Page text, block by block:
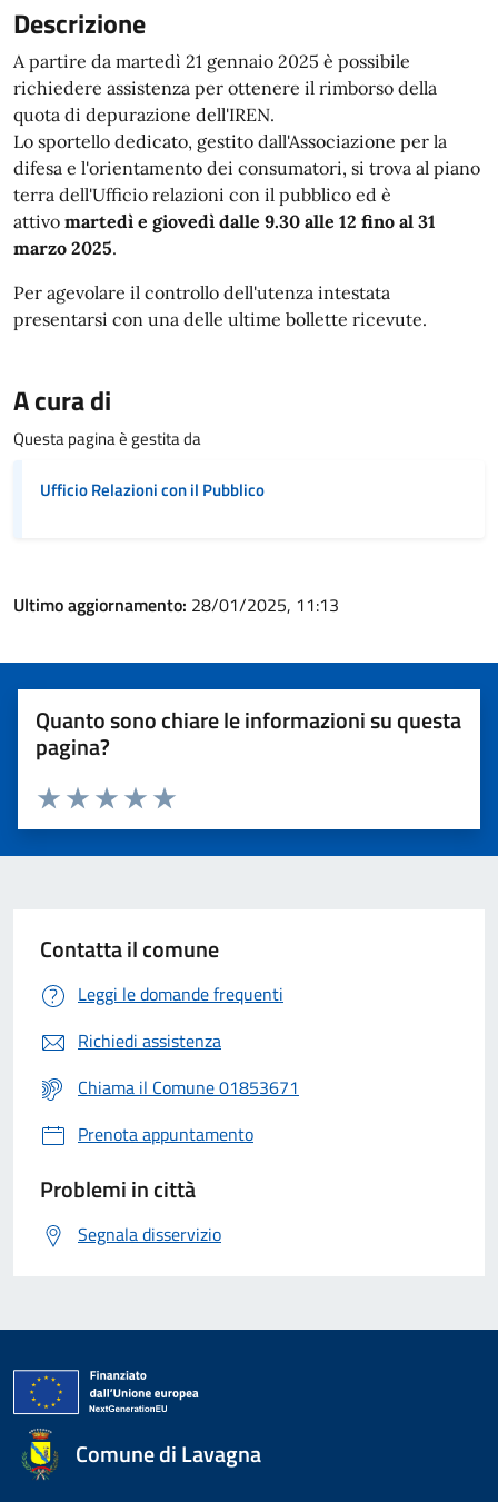
Articolo completo
Descrizione
A partire da martedì 21 gennaio 2025 è possibile
richiedere assistenza per ottenere il rimborso della
quota di depurazione dell'IREN.
Lo sportello dedicato, gestito dall'Associazione per la
difesa e l'orientamento dei consumatori, si trova al piano
terra dell'Ufficio relazioni con il pubblico ed è
attivo martedì e giovedì dalle 9.30 alle 12 fino al 31
marzo 2025.
Per agevolare il controllo dell'utenza intestata
presentarsi con una delle ultime bollette ricevute.
A cura di
Questa pagina è gestita da
Ufficio Relazioni con il Pubblico
Ultimo aggiornamento: 28/01/2025, 11:13
Quanto sono chiare le informazioni su questa
pagina?
Valuta 5 stelle su 5
Valuta 4 stelle su 5
Valuta 3 stelle su 5
Valuta 2 stelle su 5
Valuta 1 stelle su 5
Contatta il comune
Leggi le domande frequenti
Richiedi assistenza
Chiama il Comune 01853671
Prenota appuntamento
Problemi in città
Segnala disservizio
Comune di Lavagna